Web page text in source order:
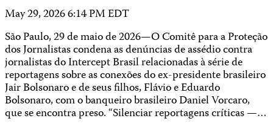
May 29, 2026 6:14 PM EDT
São Paulo, 29 de maio de 2026—O Comitê para a Proteção
dos Jornalistas condena as denúncias de assédio contra
jornalistas do Intercept Brasil relacionadas à série de
reportagens sobre as conexões do ex-presidente brasileiro
Jair Bolsonaro e de seus filhos, Flávio e Eduardo
Bolsonaro, com o banqueiro brasileiro Daniel Vorcaro,
que se encontra preso. “Silenciar reportagens críticas —…